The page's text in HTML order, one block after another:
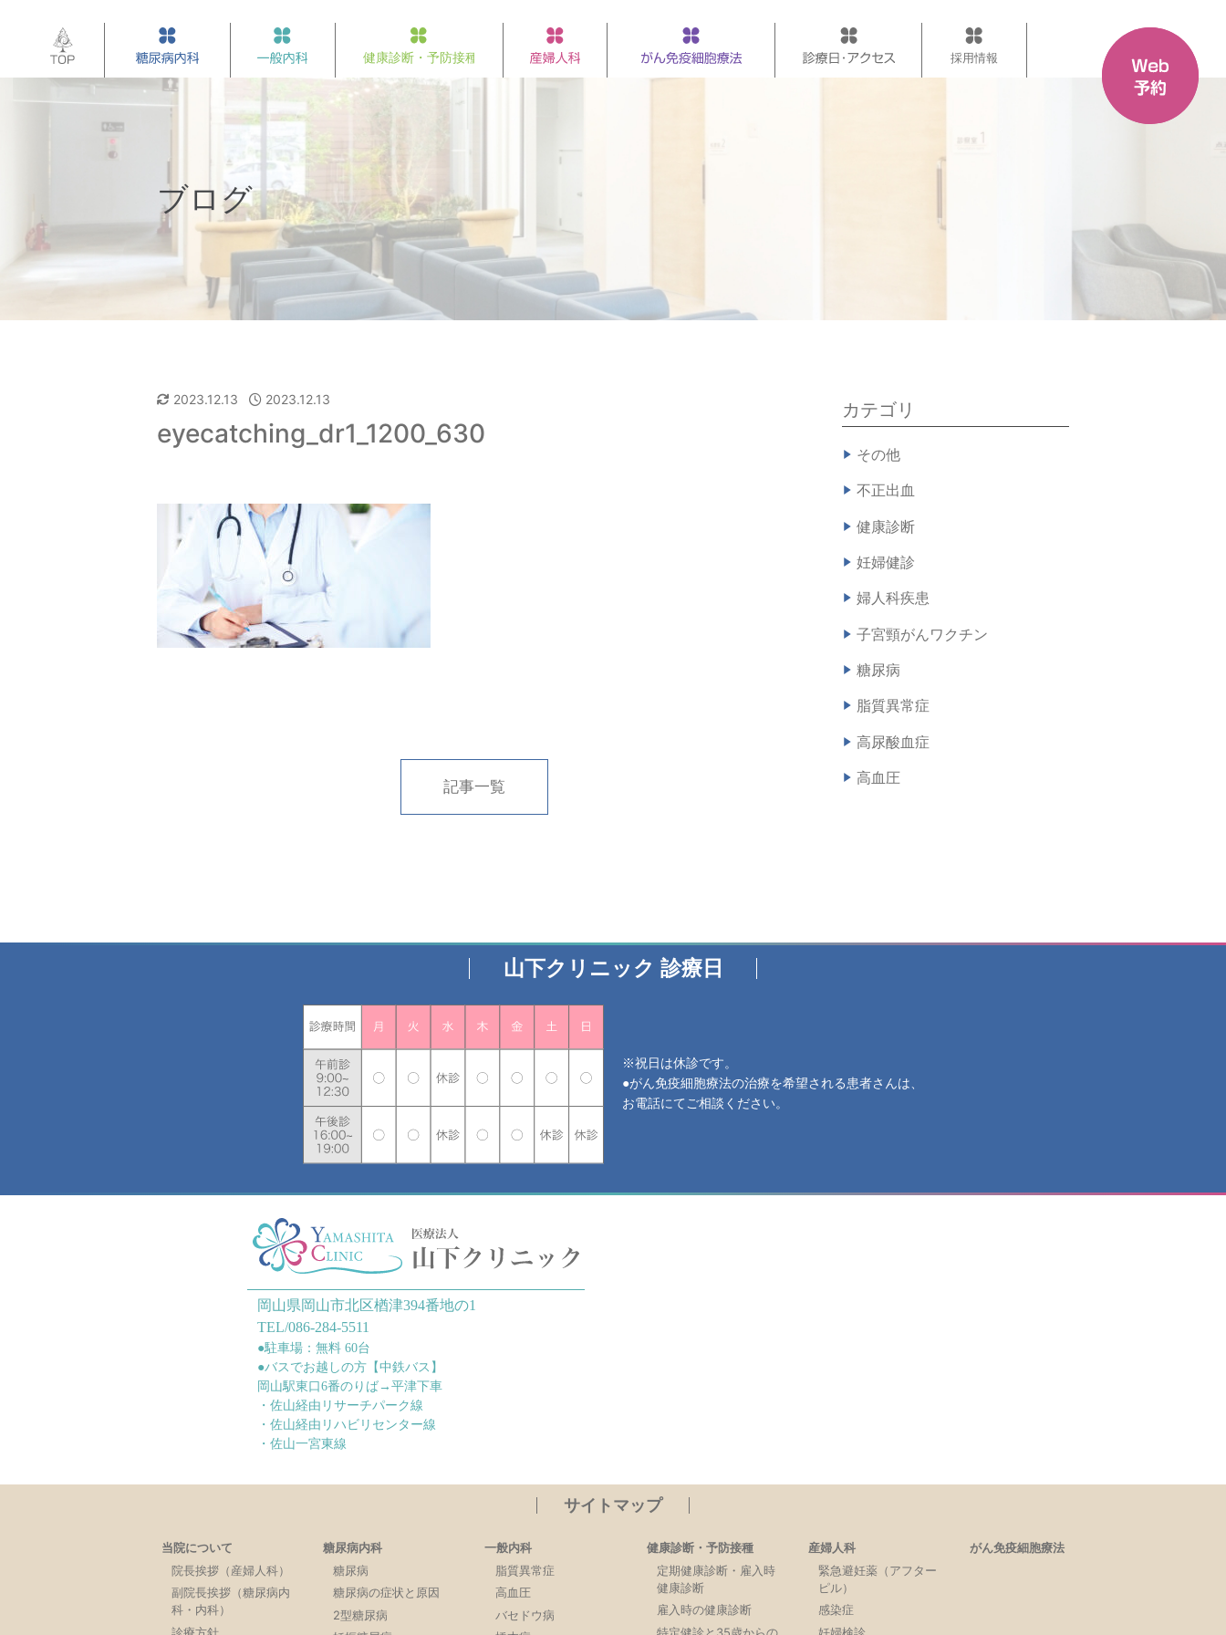
ブログ
2023.12.13 2023.12.13
eyecatching_dr1_1200_630
記事一覧
カテゴリ
その他
不正出血
健康診断
妊婦健診
婦人科疾患
子宮頸がんワクチン
糖尿病
脂質異常症
高尿酸血症
高血圧
山下クリニック 診療日
※祝日は休診です。
●がん免疫細胞療法の治療を希望される患者さんは、
お電話にてご相談ください。
岡山県岡山市北区楢津394番地の1
TEL/086-284-5511
●駐車場：無料 60台
●バスでお越しの方【中鉄バス】
岡山駅東口6番のりば→平津下車
・佐山経由リサーチパーク線
・佐山経由リハビリセンター線
・佐山一宮東線
サイトマップ
当院について
院長挨拶（産婦人科）
副院長挨拶（糖尿病内
科・内科）
診療方針
糖尿病内科
糖尿病
糖尿病の症状と原因
2型糖尿病
一般内科
脂質異常症
高血圧
バセドウ病
健康診断・予防接種
定期健康診断・雇入時
健康診断
雇入時の健康診断
特定健診と35歳からの
産婦人科
緊急避妊薬（アフター
ピル）
感染症
妊婦検診
がん免疫細胞療法